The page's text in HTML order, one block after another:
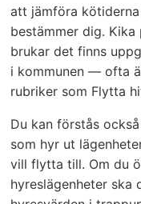
att jämföra
bestämmer dig. Kika
brukar det finns
i kommunen — ofta
rubriker som Flytta
Du kan förstås
som hyr ut
vill flytta till. Om du
hyreslägenheter